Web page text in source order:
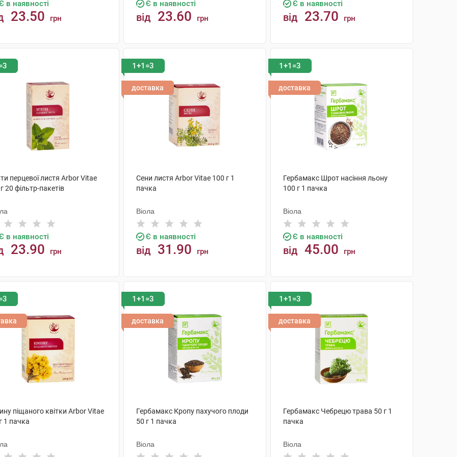
в наявності
23.50 грн
Є в наявності
від 23.60 грн
Є в наявності
від 23.70 грн
перцевої листя Arbor Vitae
20 фільтр-пакетів
в наявності
23.90 грн
1+1=3
доставка
Сени листя Arbor Vitae 100 г 1
пачка
Віола
Є в наявності
від 31.90 грн
1+1=3
доставка
Гербамакс Шрот насіння льону
100 г 1 пачка
Віола
Є в наявності
від 45.00 грн
піщаного квітки Arbor Vitae
1 пачка
1+1=3
доставка
Гербамакс Кропу пахучого плоди
50 г 1 пачка
Віола
1+1=3
доставка
Гербамакс Чебрецю трава 50 г 1
пачка
Віола